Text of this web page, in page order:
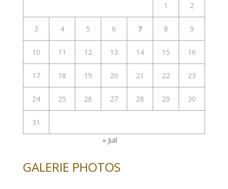
1 2
3 4 5 6 7 8 9
10 11 12 13 14 15 16
17 18 19 20 21 22 23
24 25 26 27 28 29 30
31
« Juil
GALERIE PHOTOS